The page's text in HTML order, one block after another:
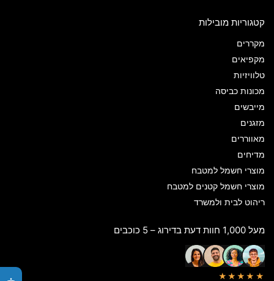
קטגוריות מובילות
מקררים
מקפיאים
טלוויזיות
מכונות כביסה
מייבשים
מזגנים
מאווררים
מדיחים
מוצרי חשמל למטבח
מוצרי חשמל קטנים למטבח
ריהוט לבית ולמשרד
מעל 1,000 חוות דעת בדירוג – 5 כוכבים
★★★★★